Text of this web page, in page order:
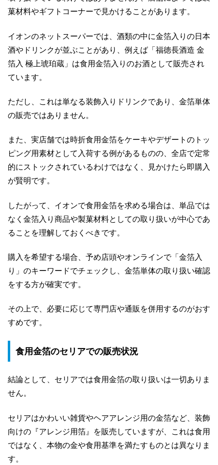
菓材料やギフトコーナーで見かけることがあります。
イオンのネットスーパーでは、酒類の中に金箔入りの日本
酒やドリンクが並ぶことがあり、例えば「福徳長酒造 金
箔入 極上琥珀蔵」は食用金箔入りのお酒として販売され
ています。
ただし、これは単なる装飾入りドリンクであり、金箔単体
の販売ではありません。
また、実店舗では時折食用金箔をケーキやデザートのトッ
ピング用素材として入荷する例があるものの、全店で定常
的にストックされているわけではなく、見かけたら即購入
が賢明です。
したがって、イオンで食用金箔を求める場合は、単品では
なく金箔入り商品や製菓材料としての取り扱いが中心であ
ることを理解しておくべきです。
購入を希望する場合、予め店頭やオンラインで「金箔入
り」のキーワードでチェックし、金箔単体の取り扱い確認
をする方が確実です。
その上で、必要に応じて専門店や通販を併用するのがおす
すめです。
食用金箔のセリアでの販売状況
結論として、セリアでは食用金箔の取り扱いは一切ありま
せん。
セリアはかわいい雑貨やヘアアレンジ用の金箔など、装飾
向けの『アレンジ用箔』を販売していますが、これは食用
ではなく、本物の金や食用基準を満たすものとは異なりま
す。